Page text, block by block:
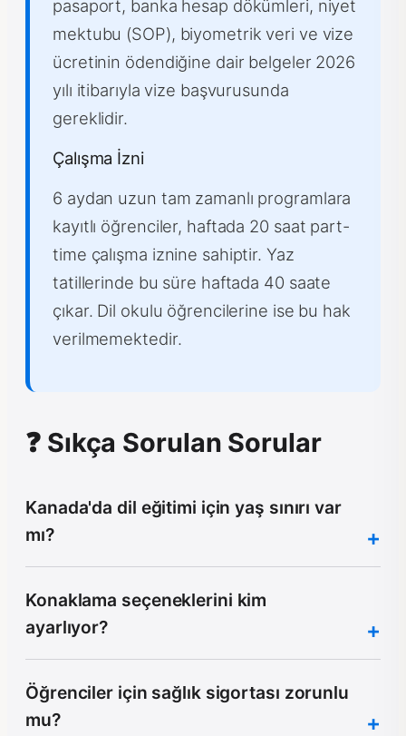
pasaport, banka hesap dökümleri, niyet
mektubu (SOP), biyometrik veri ve vize
ücretinin ödendiğine dair belgeler 2026
yılı itibarıyla vize başvurusunda
gereklidir.
Çalışma İzni
6 aydan uzun tam zamanlı programlara
kayıtlı öğrenciler, haftada 20 saat part-
time çalışma iznine sahiptir. Yaz
tatillerinde bu süre haftada 40 saate
çıkar. Dil okulu öğrencilerine ise bu hak
verilmemektedir.
❓ Sıkça Sorulan Sorular
Kanada'da dil eğitimi için yaş sınırı var
mı?
Konaklama seçeneklerini kim
ayarlıyor?
Öğrenciler için sağlık sigortası zorunlu
mu?